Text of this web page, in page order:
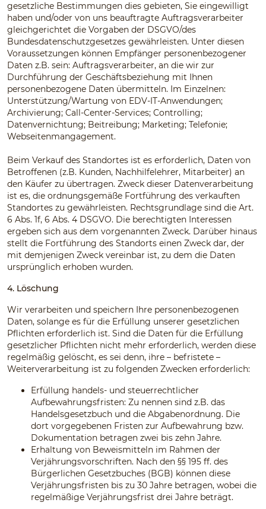
gesetzliche Bestimmungen dies gebieten, Sie eingewilligt
haben und/oder von uns beauftragte Auftragsverarbeiter
gleichgerichtet die Vorgaben der DSGVO/des
Bundesdatenschutzgesetzes gewährleisten. Unter diesen
Voraussetzungen können Empfänger personenbezogener
Daten z.B. sein: Auftragsverarbeiter, an die wir zur
Durchführung der Geschäftsbeziehung mit Ihnen
personenbezogene Daten übermitteln. Im Einzelnen:
Unterstützung/Wartung von EDV-IT-Anwendungen;
Archivierung; Call-Center-Services; Controlling;
Datenvernichtung; Beitreibung; Marketing; Telefonie;
Webseitenmangagement.
Beim Verkauf des Standortes ist es erforderlich, Daten von
Betroffenen (z.B. Kunden, Nachhilfelehrer, Mitarbeiter) an
den Käufer zu übertragen. Zweck dieser Datenverarbeitung
ist es, die ordnungsgemäße Fortführung des verkauften
Standortes zu gewährleisten. Rechtsgrundlage sind die Art.
6 Abs. 1f, 6 Abs. 4 DSGVO. Die berechtigten Interessen
ergeben sich aus dem vorgenannten Zweck. Darüber hinaus
stellt die Fortführung des Standorts einen Zweck dar, der
mit demjenigen Zweck vereinbar ist, zu dem die Daten
ursprünglich erhoben wurden.
4. Löschung
Wir verarbeiten und speichern Ihre personenbezogenen
Daten, solange es für die Erfüllung unserer gesetzlichen
Pflichten erforderlich ist. Sind die Daten für die Erfüllung
gesetzlicher Pflichten nicht mehr erforderlich, werden diese
regelmäßig gelöscht, es sei denn, ihre – befristete –
Weiterverarbeitung ist zu folgenden Zwecken erforderlich:
Erfüllung handels- und steuerrechtlicher
Aufbewahrungsfristen: Zu nennen sind z.B. das
Handelsgesetzbuch und die Abgabenordnung. Die
dort vorgegebenen Fristen zur Aufbewahrung bzw.
Dokumentation betragen zwei bis zehn Jahre.
Erhaltung von Beweismitteln im Rahmen der
Verjährungsvorschriften. Nach den §§ 195 ff. des
Bürgerlichen Gesetzbuches (BGB) können diese
Verjährungsfristen bis zu 30 Jahre betragen, wobei die
regelmäßige Verjährungsfrist drei Jahre beträgt.